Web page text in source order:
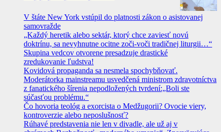
V štáte New York vstúpil do platnosti zákon o asistovanej
samovražde
„Každý heretik alebo sektár, ktorý chce zaviesť novú
doktrínu, sa nevyhnutne ocitne zoči-voči tradičnej liturgii…“
Skupina vedcov otvorene presadzuje drastické
zredukovanie ľudstva!
Kovidová propaganda sa nesmela spochybňovať.
Moderátorka mainstreamu usvedčená ministrom zdravotníctva
z fanatického šírenia nepodložených tvrdení:„Boli ste
súčasťou problému.“
Čo hovoria teológ a exorcista o Medžugorii? Ovocie viery,
kontroverzie alebo neposlušnosť?
Rúhavé predstavenia nie len v divadle, ale už aj v